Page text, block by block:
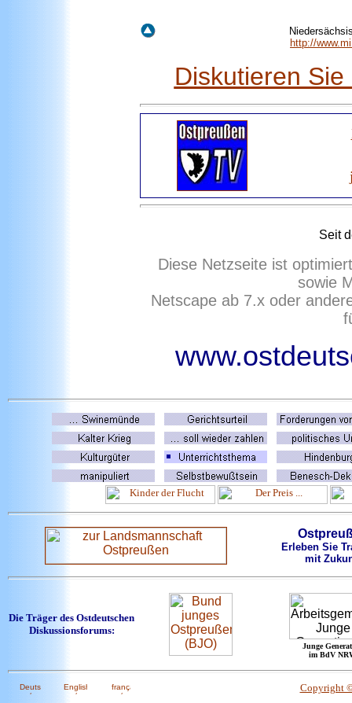
http://
Diskutieren
Seit
Diese Netzseite ist
sowie
Netscape ab 7.x oder
Erleben Sie
mit
Die Träger des Ostdeutschen
Diskussionsforums:
Junge
im BdV
Copyright